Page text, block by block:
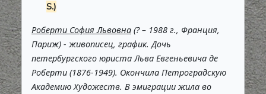
S.)
Роберти София Львовна (? – 1988 г., Франция,
Париж) - живописец, график. Дочь
петербургского юриста Льва Евгеньевича де
Роберти (1876-1949). Окончила Петроградскую
Академию Художеств. В эмиграции жила во